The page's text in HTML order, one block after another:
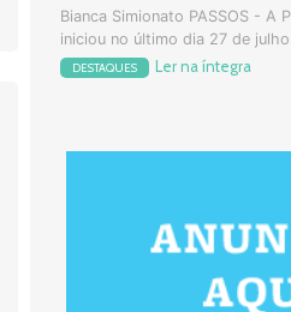
Bianca Simionato PASSOS - A
iniciou no último dia 27 de
DESTAQUES Ler na íntegra